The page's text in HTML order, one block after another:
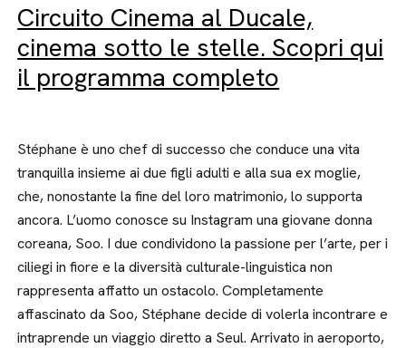
Circuito Cinema al Ducale,
cinema sotto le stelle. Scopri qui
il programma completo
Stéphane è uno chef di successo che conduce una vita
tranquilla insieme ai due figli adulti e alla sua ex moglie,
che, nonostante la fine del loro matrimonio, lo supporta
ancora. L’uomo conosce su Instagram una giovane donna
coreana, Soo. I due condividono la passione per l’arte, per i
ciliegi in fiore e la diversità culturale-linguistica non
rappresenta affatto un ostacolo. Completamente
affascinato da Soo, Stéphane decide di volerla incontrare e
intraprende un viaggio diretto a Seul. Arrivato in aeroporto,